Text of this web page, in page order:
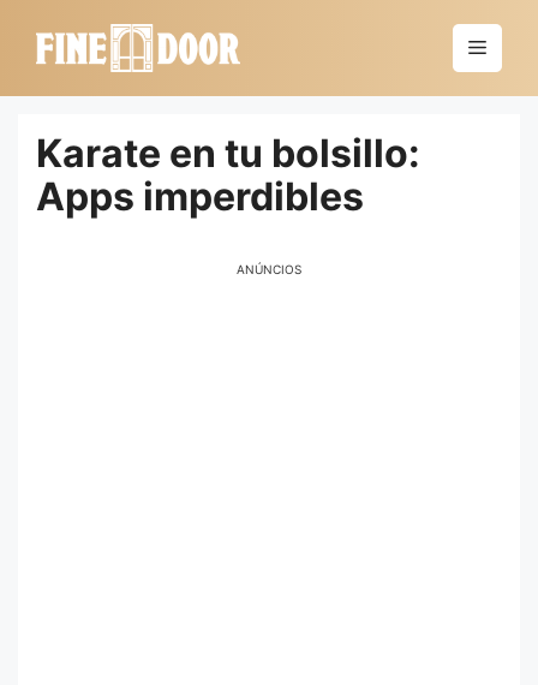
Menú
Karate en tu bolsillo:
Apps imperdibles
ANÚNCIOS